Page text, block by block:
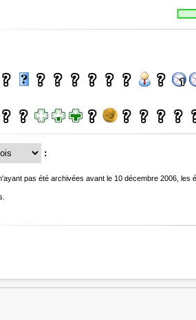
:
pas été archivées avant le 10 décembre 2006, les